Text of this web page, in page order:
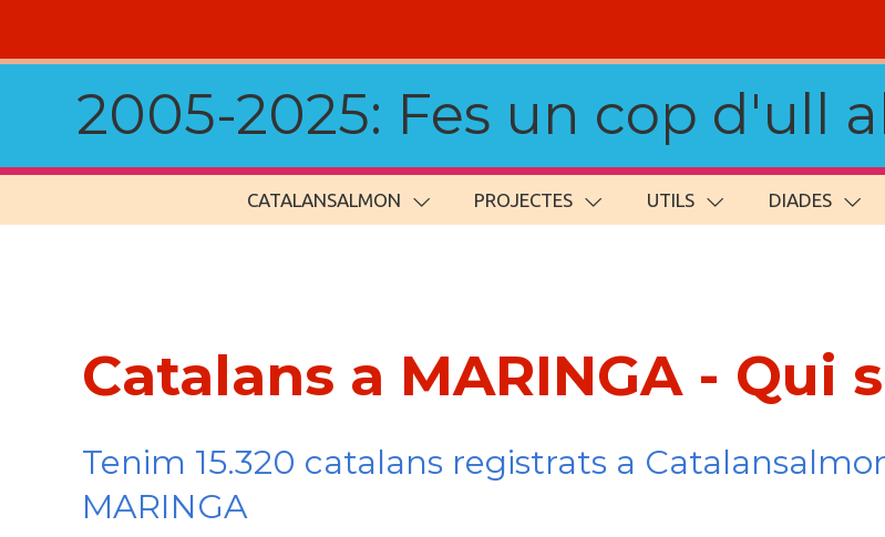
2005-2025: Fes un cop d'ull
CATALANSALMON PROJECTES UTILS DIADES
Catalans a MARINGA - Qui
Tenim 15.320 catalans registrats a
MARINGA